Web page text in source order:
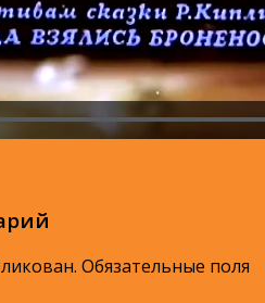
Обязательные поля